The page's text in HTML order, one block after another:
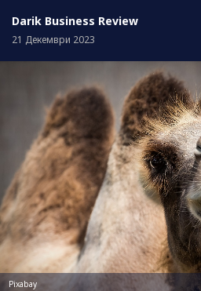
Darik Business Review
21 Декември 2023
Pixabay